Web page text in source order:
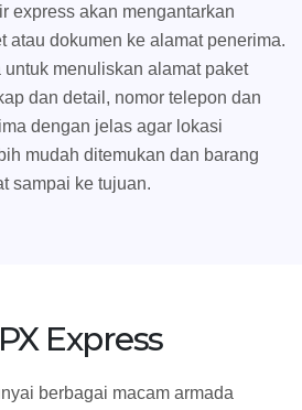
express akan mengantarkan
atau dokumen ke alamat penerima.
menuliskan alamat paket
dan detail, nomor telepon dan
dengan jelas agar lokasi
mudah ditemukan dan barang
sampai ke tujuan.
Express
berbagai macam armada